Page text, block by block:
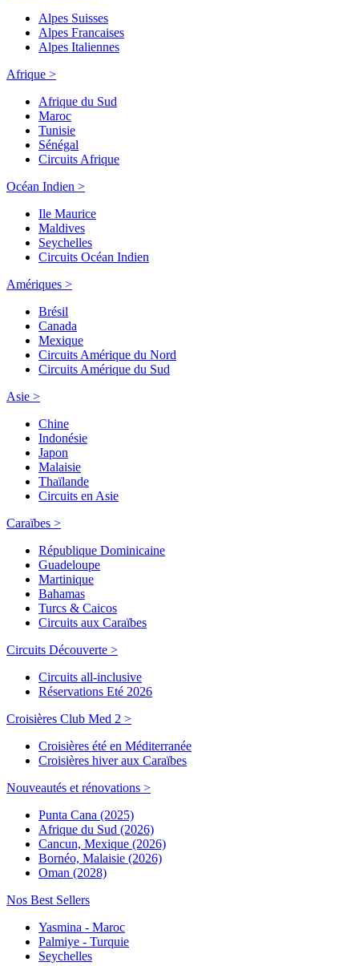
Alpes Suisses
Alpes Francaises
Alpes Italiennes
Afrique >
Afrique du Sud
Maroc
Tunisie
Sénégal
Circuits Afrique
Océan Indien >
Ile Maurice
Maldives
Seychelles
Circuits Océan Indien
Amériques >
Brésil
Canada
Mexique
Circuits Amérique du Nord
Circuits Amérique du Sud
Asie >
Chine
Indonésie
Japon
Malaisie
Thaïlande
Circuits en Asie
Caraïbes >
République Dominicaine
Guadeloupe
Martinique
Bahamas
Turcs & Caicos
Circuits aux Caraïbes
Circuits Découverte >
Circuits all-inclusive
Réservations Eté 2026
Croisières Club Med 2 >
Croisières été en Méditerranée
Croisières hiver aux Caraïbes
Nouveautés et rénovations >
Punta Cana (2025)
Afrique du Sud (2026)
Cancun, Mexique (2026)
Bornéo, Malaisie (2026)
Oman (2028)
Nos Best Sellers
Yasmina - Maroc
Palmiye - Turquie
Seychelles